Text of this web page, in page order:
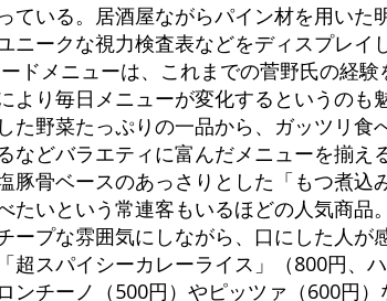
ている。居酒屋ながらパイン材を用いた
ニークな視力検査表などをディスプレイ
ドメニューは、これまでの菅野氏の経
より毎日メニューが変化するというのも
た野菜たっぷりの一品から、ガッツリ食
などバラエティに富んだメニューを揃え
豚骨ベースのあっさりとした「もつ煮込
たいという常連客もいるほどの人気商品
ープな雰囲気にしながら、口にした人が
超スパイシーカレーライス」（800円、
ンチーノ（500円）やピッツァ（600円）